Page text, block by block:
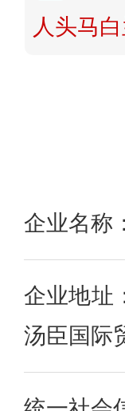
人头马
企业名称
企业地址
汤臣国际